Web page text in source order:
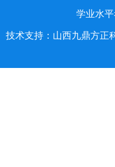
学业水
技术支持：山西九鼎方正